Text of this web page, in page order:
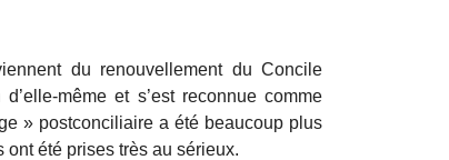
du renouvellement du Concile
même et s’est reconnue comme
» postconciliaire a été beaucoup plus
ont été prises très au sérieux.